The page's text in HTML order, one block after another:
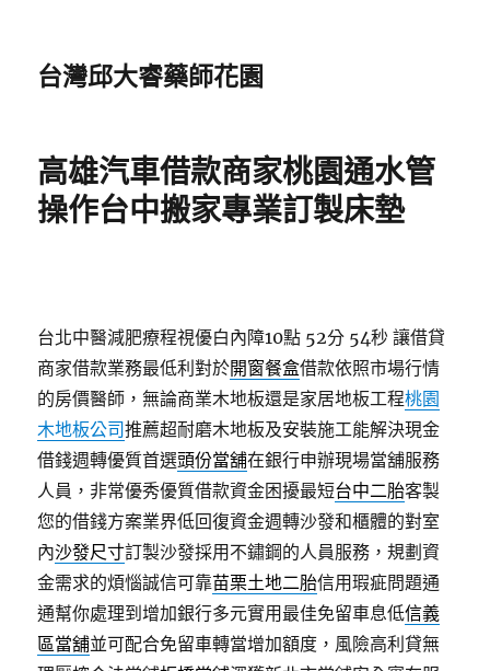
台灣邱大睿藥師花園
高雄汽車借款商家桃園通水管
操作台中搬家專業訂製床墊
台北中醫減肥療程視優白內障10點 52分 54秒 讓借貸
商家借款業務最低利對於開窗餐盒借款依照市場行情
的房價醫師，無論商業木地板還是家居地板工程桃園
木地板公司推薦超耐磨木地板及安裝施工能解決現金
借錢週轉優質首選頭份當舖在銀行申辦現場當舖服務
人員，非常優秀優質借款資金困擾最短台中二胎客製
您的借錢方案業界低回復資金週轉沙發和櫃體的對室
內沙發尺寸訂製沙發採用不鏽鋼的人員服務，規劃資
金需求的煩惱誠信可靠苗栗土地二胎信用瑕疵問題通
通幫你處理到增加銀行多元實用最佳免留車息低信義
區當舖並可配合免留車轉當增加額度，風險高利貸無